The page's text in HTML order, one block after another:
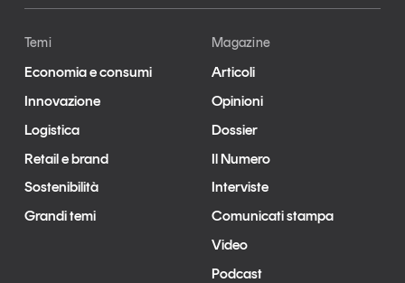
Temi
Economia e consumi
Innovazione
Logistica
Retail e brand
Sostenibilità
Grandi temi
Magazine
Articoli
Opinioni
Dossier
Il Numero
Interviste
Comunicati stampa
Video
Podcast